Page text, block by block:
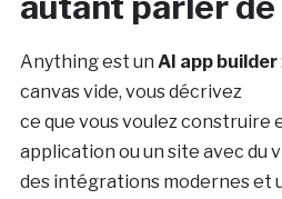
Anything est un AI app builder
canvas vide, vous décrivez
ce que vous voulez construire
application ou un site avec du
des intégrations modernes et